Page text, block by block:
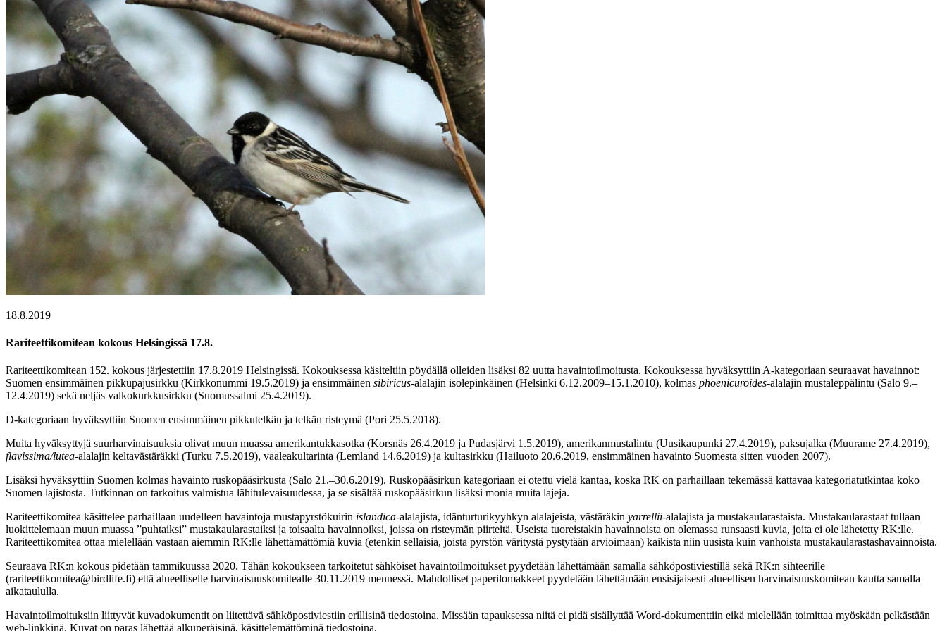
18.8.2019
Rariteettikomitean kokous Helsingissä 17.8.
Rariteettikomitean 152. kokous järjestettiin 17.8.2019 Helsingissä. Kokouksessa käsiteltiin pöydällä olleiden lisäksi 82 uutta havaintoilmoitusta. Kokouksessa hyväksyttiin A-kategoriaan seuraavat havainnot:
Suomen ensimmäinen pikkupajusirkku (Kirkkonummi 19.5.2019) ja ensimmäinen sibiricus-alalajin isolepinkäinen (Helsinki 6.12.2009–15.1.2010), kolmas phoenicuroides-alalajin mustaleppälintu (Salo 9.–
12.4.2019) sekä neljäs valkokurkkusirkku (Suomussalmi 25.4.2019).
D-kategoriaan hyväksyttiin Suomen ensimmäinen pikkutelkän ja telkän risteymä (Pori 25.5.2018).
Muita hyväksyttyjä suurharvinaisuuksia olivat muun muassa amerikantukkasotka (Korsnäs 26.4.2019 ja Pudasjärvi 1.5.2019), amerikanmustalintu (Uusikaupunki 27.4.2019), paksujalka (Muurame 27.4.2019),
flavissima/lutea-alalajin keltavästäräkki (Turku 7.5.2019), vaaleakultarinta (Lemland 14.6.2019) ja kultasirkku (Hailuoto 20.6.2019, ensimmäinen havainto Suomesta sitten vuoden 2007).
Lisäksi hyväksyttiin Suomen kolmas havainto ruskopääsirkusta (Salo 21.–30.6.2019). Ruskopääsirkun kategoriaan ei otettu vielä kantaa, koska RK on parhaillaan tekemässä kattavaa kategoriatutkintaa koko
Suomen lajistosta. Tutkinnan on tarkoitus valmistua lähitulevaisuudessa, ja se sisältää ruskopääsirkun lisäksi monia muita lajeja.
Rariteettikomitea käsittelee parhaillaan uudelleen havaintoja mustapyrstökuirin islandica-alalajista, idänturturikyyhkyn alalajeista, västäräkin yarrellii-alalajista ja mustakaularastaista. Mustakaularastaat tullaan
luokittelemaan muun muassa ”puhtaiksi” mustakaularastaiksi ja toisaalta havainnoiksi, joissa on risteymän piirteitä. Useista tuoreistakin havainnoista on olemassa runsaasti kuvia, joita ei ole lähetetty RK:lle.
Rariteettikomitea ottaa mielellään vastaan aiemmin RK:lle lähettämättömiä kuvia (etenkin sellaisia, joista pyrstön väritystä pystytään arvioimaan) kaikista niin uusista kuin vanhoista mustakaularastashavainnoista.
Seuraava RK:n kokous pidetään tammikuussa 2020. Tähän kokoukseen tarkoitetut sähköiset havaintoilmoitukset pyydetään lähettämään samalla sähköpostiviestillä sekä RK:n sihteerille
(rariteettikomitea@birdlife.fi) että alueelliselle harvinaisuuskomitealle 30.11.2019 mennessä. Mahdolliset paperilomakkeet pyydetään lähettämään ensisijaisesti alueellisen harvinaisuuskomitean kautta samalla
aikataululla.
Havaintoilmoituksiin liittyvät kuvadokumentit on liitettävä sähköpostiviestiin erillisinä tiedostoina. Missään tapauksessa niitä ei pidä sisällyttää Word-dokumenttiin eikä mielellään toimittaa myöskään pelkästään
web-linkkinä. Kuvat on paras lähettää alkuperäisinä, käsittelemättöminä tiedostoina.